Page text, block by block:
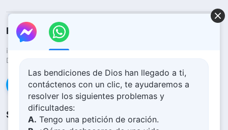
El reino de Dios ha llegado
¡El reino de Dios ha llegado al mundo! ¿Deseas entrar al reino de
Dios?
Conéctate con nosotros en Messenger
Síguenos
Las bendiciones de Dios han llegado a ti,
contáctenos con un clic, te ayudaremos a
resolver los siguientes problemas y
dificultades:
A. Tengo una petición de oración.